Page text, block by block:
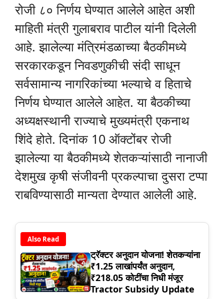
रोजी ८० निर्णय घेण्यात आलेले आहेत अशी
माहिती मंत्री गुलाबराव पाटील यांनी दिलेली
आहे. झालेल्या मंत्रिमंडळाच्या बैठकीमध्ये
सरकारकडून निवडणुकीची संदी साधून
सर्वसामान्य नागरिकांच्या भल्याचे व हिताचे
निर्णय घेण्यात आलेले आहेत. या बैठकीच्या
अध्यक्षस्थानी राज्याचे मुख्यमंत्री एकनाथ
शिंदे होते. दिनांक 10 ऑक्टोंबर रोजी
झालेल्या या बैठकीमध्ये शेतकऱ्यांसाठी नानाजी
देशमुख कृषी संजीवनी प्रकल्पाचा दुसरा टप्पा
राबविण्यासाठी मान्यता देण्यात आलेली आहे.
Also Read
ट्रॅक्टर अनुदान योजना! शेतकऱ्यांना
₹1.25 लाखांपर्यंत अनुदान,
₹218.05 कोटींचा निधी मंजूर
Tractor Subsidy Update